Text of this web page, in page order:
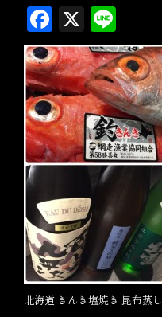
F
a
c
e
b
o
o
k
X
in
e
北海道 きんき塩焼き 昆布蒸し